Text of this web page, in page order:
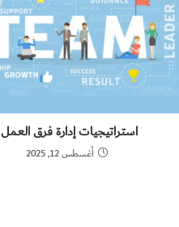
استراتيجيات إدارة فرق العمل
أغسطس 12, 2025